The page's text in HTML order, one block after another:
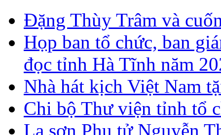
Đặng Thùy Trâm và
Họp ban tổ chức, ban
đọc tỉnh Hà Tĩnh năm
Nhà hát kịch Việt Nam
Chi bộ Thư viện tỉnh tổ
La sơn Phu tử Nguyễn